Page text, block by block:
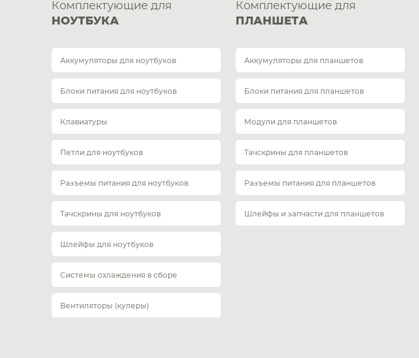
Комплектующие для
НОУТБУКА
Аккумуляторы для ноутбуков
Блоки питания для ноутбуков
Клавиатуры
Петли для ноутбуков
Разъемы питания для ноутбуков
Тачскрины для ноутбуков
Шлейфы для ноутбуков
Системы охлаждения в сборе
Вентиляторы (кулеры)
Комплектующие для
ПЛАНШЕТА
Аккумуляторы для планшетов
Блоки питания для планшетов
Модули для планшетов
Тачскрины для планшетов
Разъемы питания для планшетов
Шлейфы и запчасти для планшетов